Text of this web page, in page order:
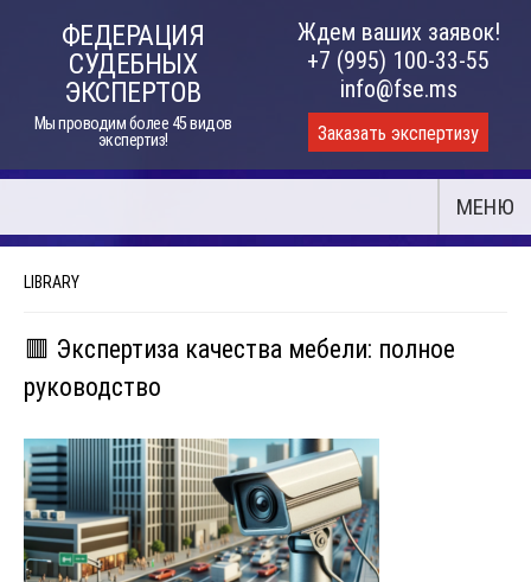
ФЕДЕРАЦИЯ
СУДЕБНЫХ
ЭКСПЕРТОВ
Мы проводим более 45 видов
экспертиз!
Ждем ваших заявок!
+7 (995) 100-33-55
info@fse.ms
Заказать экспертизу
МЕНЮ
LIBRARY
🟥 Экспертиза качества мебели: полное
руководство